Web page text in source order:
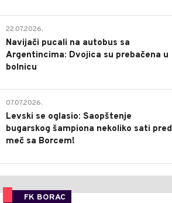
22.07.2026.
Navijači pucali na autobus sa
Argentincima: Dvojica su prebačena u
bolnicu
07.07.2026.
Levski se oglasio: Saopštenje
bugarskog šampiona nekoliko sati pred
meč sa Borcem!
FK BORAC